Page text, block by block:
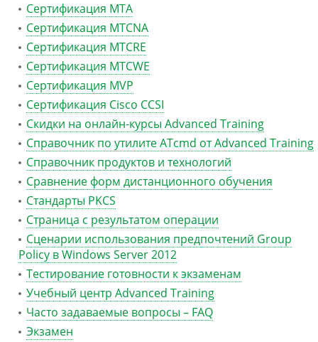
Сертификация MTA
Сертификация MTCNA
Сертификация MTCRE
Сертификация MTCWE
Сертификация MVP
Сертификация Сisco CCSI
Скидки на онлайн-курсы Advanced Training
Справочник по утилите ATcmd от Advanced Training
Справочник продуктов и технологий
Сравнение форм дистанционного обучения
Стандарты PKCS
Страница с результатом операции
Сценарии использования предпочтений Group
Policy в Windows Server 2012
Тестирование готовности к экзаменам
Учебный центр Advanced Training
Часто задаваемые вопросы – FAQ
Экзамен